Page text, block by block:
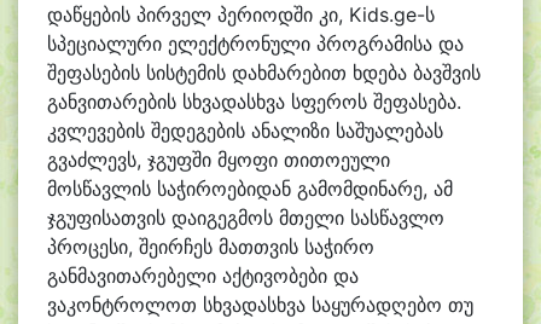
დაწყების პირველ პერიოდში კი, Kids.ge-ს
სპეციალური ელექტრონული პროგრამისა და
შეფასების სისტემის დახმარებით ხდება ბავშვის
განვითარების სხვადასხვა სფეროს შეფასება.
კვლევების შედეგების ანალიზი საშუალებას
გვაძლევს, ჯგუფში მყოფი თითოეული
მოსწავლის საჭიროებიდან გამომდინარე, ამ
ჯგუფისათვის დაიგეგმოს მთელი სასწავლო
პროცესი, შეირჩეს მათთვის საჭირო
განმავითარებელი აქტივობები და
ვაკონტროლოთ სხვადასხვა საყურადღებო თუ